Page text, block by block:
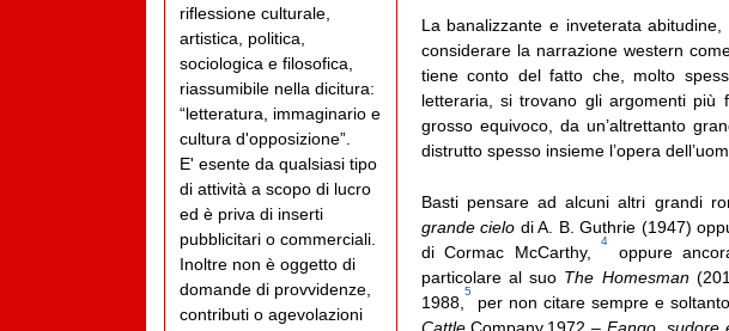
La banalizzante e inveterata
considerare la narrazione western
tiene conto del fatto che, molto
letteraria, si trovano gli argomenti
grosso equivoco, da un’altrettanto
distrutto spesso insieme l’opera
Basti pensare ad alcuni altri grandi
grande cielo di A. B. Guthrie (1947)
di Cormac McCarthy,
4
oppure
particolare al suo The Homesman
1988,
5
per non citare sempre e
riflessione culturale,
artistica, politica,
sociologica e filosofica,
riassumibile nella dicitura:
“letteratura, immaginario e
cultura d'opposizione”.
E' esente da qualsiasi tipo
di attività a scopo di lucro
ed è priva di inserti
pubblicitari o commerciali.
Inoltre non è oggetto di
domande di provvidenze,
contributi o agevolazioni